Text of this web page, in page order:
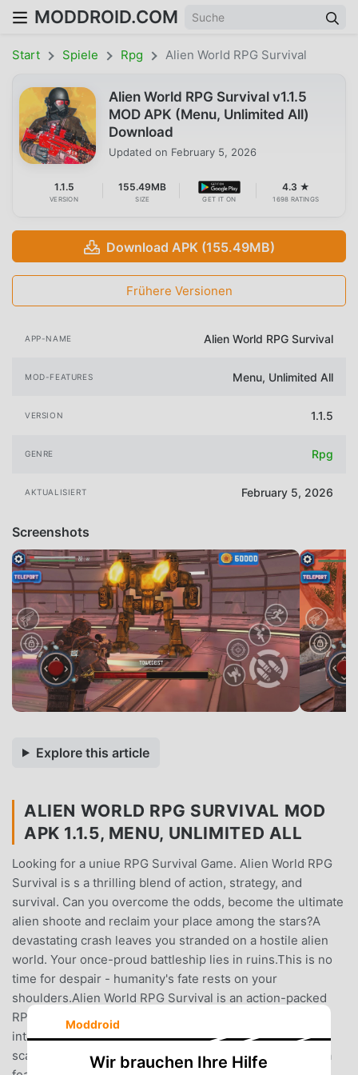
MODDROID.COM
Start Spiele Rpg Alien World RPG Survival
Alien World RPG Survival v1.1.5
MOD APK (Menu, Unlimited All)
Download
Updated on February 5, 2026
1.1.5
VERSION
155.49MB
SIZE GET IT ON
4.3 ★
1698 RATINGS
Download APK (155.49MB)
Frühere Versionen
APP-NAME Alien World RPG Survival
MOD-FEATURES Menu, Unlimited All
VERSION 1.1.5
GENRE Rpg
AKTUALISIERT February 5, 2026
Screenshots
Explore this article
ALIEN WORLD RPG SURVIVAL MOD
APK 1.1.5, MENU, UNLIMITED ALL
Looking for a uniue RPG Survival Game. Alien World RPG
Survival is s a thrilling blend of action, strategy, and
survival. Can you overcome the odds, become the ultimate
alien shoote and reclaim your place among the stars?A
devastating crash leaves you stranded on a hostile alien
world. Your once-proud battleship lies in ruins.This is no
time for despair - humanity's fate rests on your
shoulders.Alien World RPG Survival is an action-packed
RPG shooter that throws you into the heart of an
intergalactic warSalvage and Rebuild: Gather resources,
scavenge technology, and upgrade your battleship into a
Moddroid
Wir brauchen Ihre Hilfe